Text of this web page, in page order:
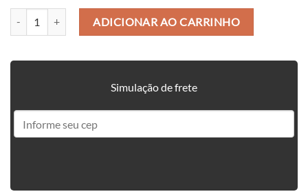
BONÉ TÁTICO MULTICAM - COM VELCRO - CIA MILITAR quantidade
ADICIONAR AO CARRINHO
Simulação de frete